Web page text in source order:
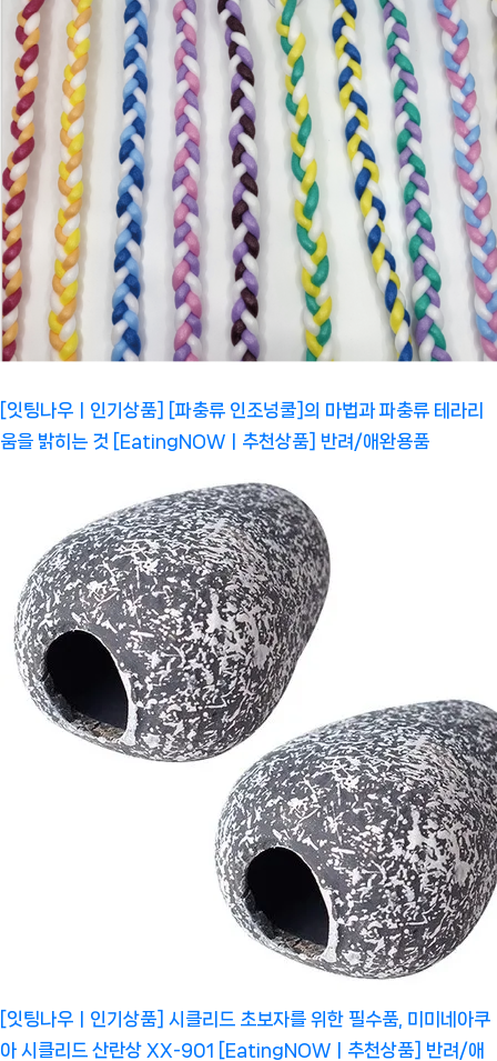
[잇팅나우ㅣ인기상품] [파충류 인조넝쿨]의 마법과 파충류 테라리
움을 밝히는 것 [EatingNOWㅣ추천상품] 반려/애완용품
[잇팅나우ㅣ인기상품] 시클리드 초보자를 위한 필수품, 미미네아쿠
아 시클리드 산란상 XX-901 [EatingNOWㅣ추천상품] 반려/애